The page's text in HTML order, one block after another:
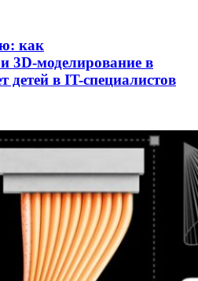
как
3D-моделирование в
детей в IT-специалистов